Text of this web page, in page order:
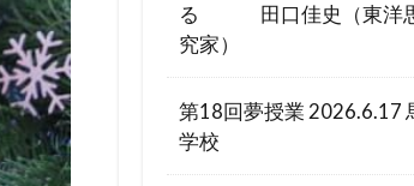
る 田口佳史（東洋
究家）
第18回夢授業 2026.6.17
学校